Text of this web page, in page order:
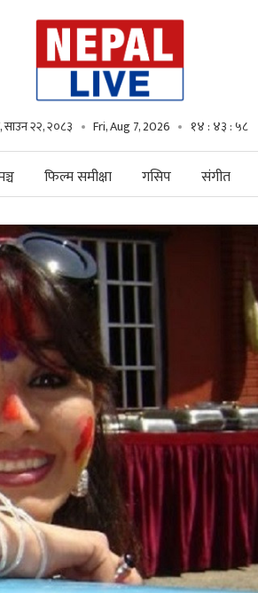
साउन २२, २०८३ Fri, Aug 7, 2026 १४ : ४३ : ५९
फिल्म समीक्षा गसिप संगीत